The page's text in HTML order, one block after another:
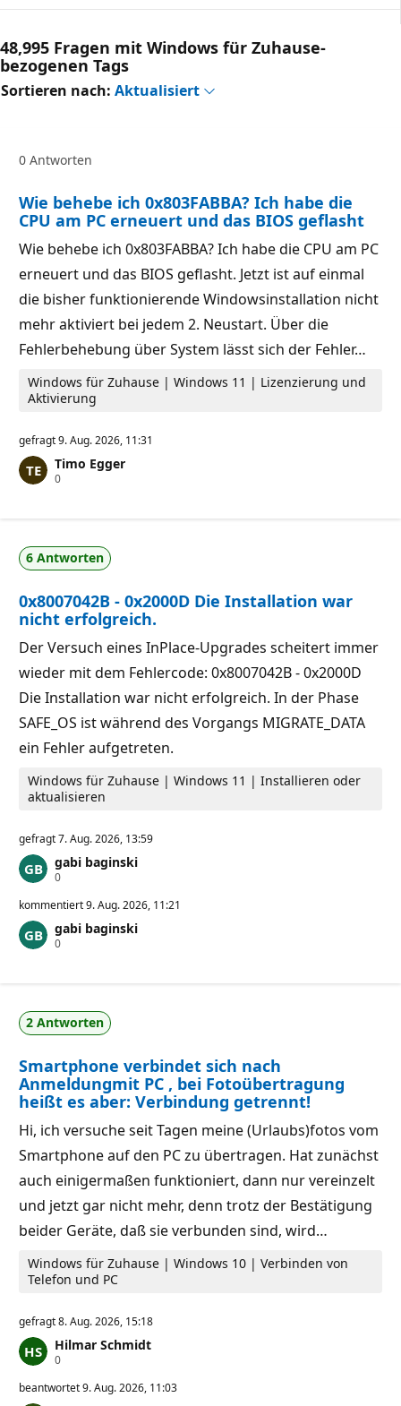
48,995 Fragen mit Windows für Zuhause-
bezogenen Tags
Sortieren nach: Aktualisiert
0 Antworten
Wie behebe ich 0x803FABBA? Ich habe die
CPU am PC erneuert und das BIOS geflasht
Wie behebe ich 0x803FABBA? Ich habe die CPU am PC
erneuert und das BIOS geflasht. Jetzt ist auf einmal
die bisher funktionierende Windowsinstallation nicht
mehr aktiviert bei jedem 2. Neustart. Über die
Fehlerbehebung über System lässt sich der Fehler…
Windows für Zuhause | Windows 11 | Lizenzierung und
Aktivierung
gefragt9. Aug. 2026, 11:31
Timo Egger
0Z
l
ä
s
i
g
k
i
s
p
u
n
k
t
6 Antworten
0x8007042B - 0x2000D Die Installation war
nicht erfolgreich.
Der Versuch eines InPlace-Upgrades scheitert immer
wieder mit dem Fehlercode: 0x8007042B - 0x2000D
Die Installation war nicht erfolgreich. In der Phase
SAFE_OS ist während des Vorgangs MIGRATE_DATA
ein Fehler aufgetreten.
Windows für Zuhause | Windows 11 | Installieren oder
aktualisieren
gefragt7. Aug. 2026, 13:59
gabi baginski
0Z
v
r
l
g
k
e
t
s
p
u
k
e
kommentiert9. Aug. 2026, 11:21
gabi baginski
0Z
l
ä
s
i
g
k
e
p
n
k
t
e
2 Antworten
Smartphone verbindet sich nach
Anmeldungmit PC , bei Fotoübertragung
heißt es aber: Verbindung getrennt!
Hi, ich versuche seit Tagen meine (Urlaubs)fotos vom
Smartphone auf den PC zu übertragen. Hat zunächst
auch einigermaßen funktioniert, dann nur vereinzelt
und jetzt gar nicht mehr, denn trotz der Bestätigung
beider Geräte, daß sie verbunden sind, wird…
Windows für Zuhause | Windows 10 | Verbinden von
Telefon und PC
gefragt8. Aug. 2026, 15:18
Hilmar Schmidt
0Z
v
beantwortet9. Aug. 2026, 11:03